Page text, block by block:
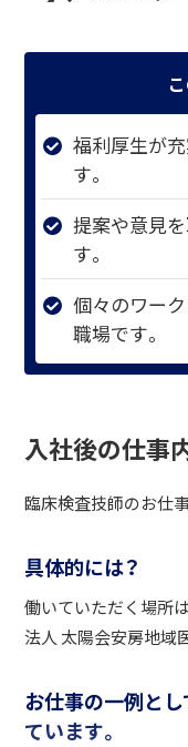
福利厚生が
す。
提案や意見
す。
個々のワー
職場です。
入社後の仕事
臨床検査技師のお仕事
具体的には？
働いていただく場所
法人 太陽会安房地域
お仕事の一例と
ています。